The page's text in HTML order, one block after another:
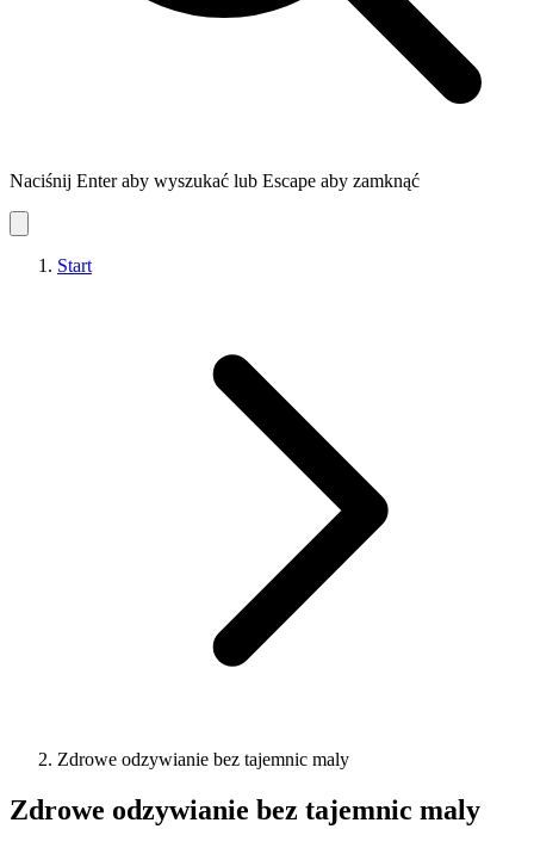
Naciśnij Enter aby wyszukać lub Escape aby zamknąć
Start
Zdrowe odzywianie bez tajemnic maly
Zdrowe odzywianie bez tajemnic maly